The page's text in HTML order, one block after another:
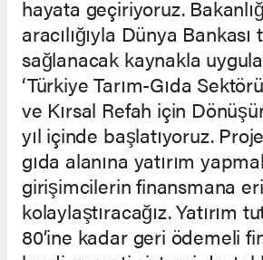
hayata geçiriyoruz.
aracılığıyla Dünya Bankası
sağlanacak kaynakla
‘Türkiye Tarım-Gıda
ve Kırsal Refah için
yıl içinde başlatıyoruz.
gıda alanına yatırım
girişimcilerin finansmana
kolaylaştıracağız. Yatırım
80’ine kadar geri ödemeli